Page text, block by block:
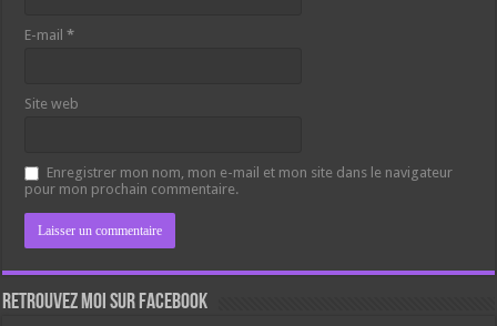
E-mail*
Site web
Enregistrer mon nom, mon e-mail et mon site dans le navigateur
pour mon prochain commentaire.
Retrouvez moi sur Facebook